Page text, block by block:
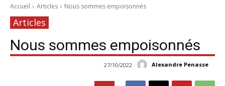
Accueil Articles Nous sommes empoisonnés
Articles
Nous sommes empoisonnés
Alexandre Penasse
27/10/2022